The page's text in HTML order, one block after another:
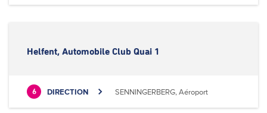
Helfent, Automobile Club Quai 1
6 DIRECTION SENNINGERBERG, Aéroport